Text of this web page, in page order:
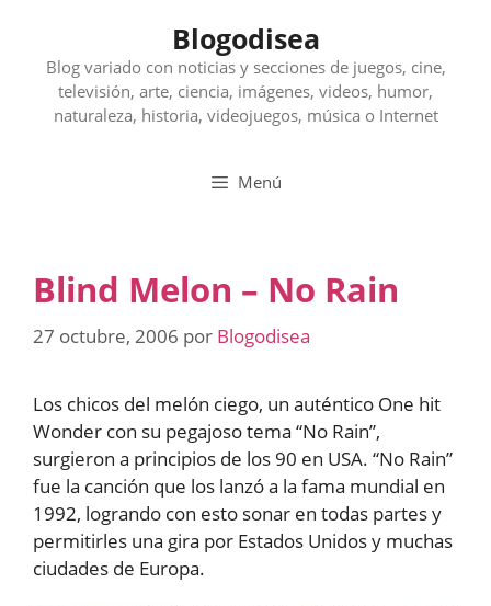
contenido
Blogodisea
Blog variado con noticias y secciones de juegos, cine,
televisión, arte, ciencia, imágenes, videos, humor,
naturaleza, historia, videojuegos, música o Internet
Menú
Blind Melon – No Rain
27 octubre, 2006 por Blogodisea
Los chicos del melón ciego, un auténtico One hit
Wonder con su pegajoso tema “No Rain”,
surgieron a principios de los 90 en USA. “No Rain”
fue la canción que los lanzó a la fama mundial en
1992, logrando con esto sonar en todas partes y
permitirles una gira por Estados Unidos y muchas
ciudades de Europa.